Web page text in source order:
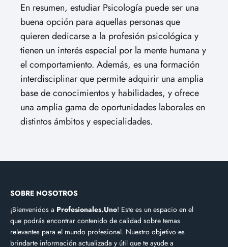
En resumen, estudiar Psicología puede ser una
buena opción para aquellas personas que
quieren dedicarse a la profesión psicológica y
tienen un interés especial por la mente humana y
el comportamiento. Además, es una formación
interdisciplinar que permite adquirir una amplia
base de conocimientos y habilidades, y ofrece
una amplia gama de oportunidades laborales en
distintos ámbitos y especialidades.
SOBRE NOSOTROS
¡Bienvenidos a Profesionales.Uno! Este es un espacio en el
que podrás encontrar contenido de calidad sobre temas
relevantes para el mundo profesional. Nuestro objetivo es
brindarte información actualizada y útil que te ayude a